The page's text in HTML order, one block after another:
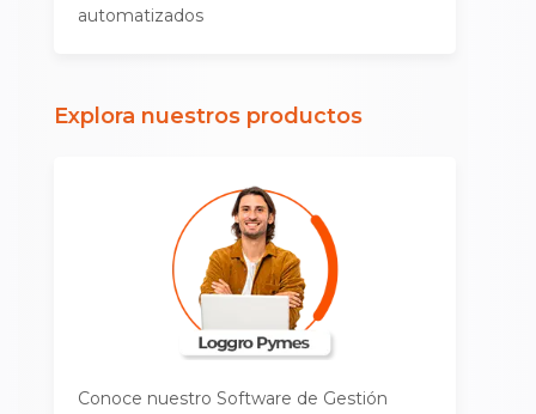
automatizados
Explora nuestros productos
Conoce nuestro Software de Gestión